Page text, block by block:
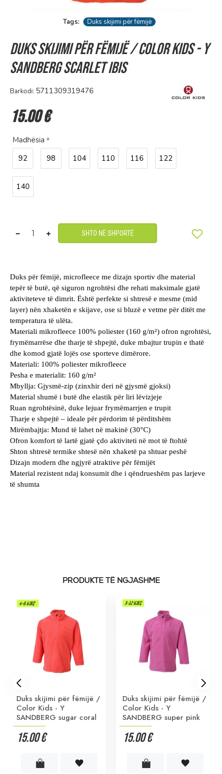
Tags: Duks skijimi për fëmijë
Duks skijimi për fëmijë / Color Kids - Y
SANDBERG scarlet ibis
Barkodi: 5711309319476
15.00 €
Madhësia
92
98 104 110 116 122
140
SHTO NË SHPORTË
Duks për fëmijë, microfleece me dizajn sportiv dhe material
tepër të butë, që siguron ngrohtësi dhe rehati maksimale gjatë
aktiviteteve të dimrit. Është perfekte si shtresë e mesme (mid
layer) nën xhaketën e skijave, ose si bluzë e vetme për ditët me
temperatura të ulëta.
Materiali mikrofleece 100% poliester (160 g/m²) ofron ngrohtësi,
frymëmarrëse dhe tharje të shpejtë, duke mbajtur trupin e thatë
dhe komod gjatë lojës ose sporteve dimërore.
Materiali: 100% poliester mikrofleece
Pesha e materialit: 160 g/m²
Mbyllja: Gjysmë-zip (zinxhir deri në gjysmë gjoksi)
Material shumë i butë dhe elastik për liri lëvizjeje
Ruan ngrohtësinë, duke lejuar frymëmarrjen e trupit
Tharje e shpejtë – ideale për përdorim të përditshëm
Mirëmbajtja: Mund të lahet në makinë (30°C)
Ofron komfort të lartë gjatë çdo aktiviteti në mot të ftohtë
Shton shtresë termike shtesë nën xhaketë pa shtuar peshë
Dizajn modern dhe ngjyrë atraktive për fëmijët
Material rezistent ndaj konsumit dhe i qëndrueshëm pas larjeve
të shumta
PRODUKTE TË NGJASHME
Duks skijimi për fëmijë /
Color Kids - Y
SANDBERG sugar coral
15.00 €
Duks skijimi për fëmijë /
Color Kids - Y
SANDBERG super pink
15.00 €